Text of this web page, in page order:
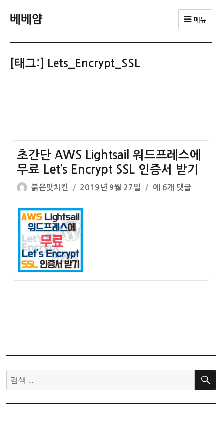
베베얌 메뉴
[태그:] Lets_Encrypt_SSL
초간단 AWS Lightsail 워드프레스에
무료 Let’s Encrypt SSL 인증서 받기
글
쓴
이
붉은맛치킨
작
성
일
자
2019년 9월 27일
초
간
에 6개 댓글
검
색:
검